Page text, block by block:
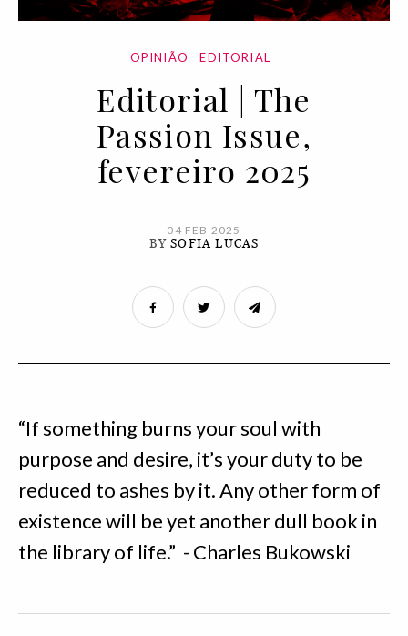
OPINIÃO EDITORIAL
Editorial | The
Passion Issue,
fevereiro 2025
04 FEB 2025
BYSOFIA LUCAS
“If something burns your soul with
purpose and desire, it’s your duty to be
reduced to ashes by it. Any other form of
existence will be yet another dull book in
the library of life.” - Charles Bukowski